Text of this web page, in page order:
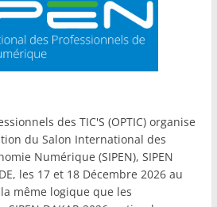
des TIC'S (OPTIC) organise
du Salon International des
Numérique (SIPEN), SIPEN
les 17 et 18 Décembre 2026 au
même logique que les